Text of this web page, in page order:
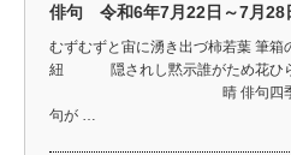
俳句 令和6年7月22日～7月28
むずむずと宙に湧き出づ柿若葉 筆箱
紐 隠されし黙示誰がため花ひ
晴 俳句四季８月号で
句が …